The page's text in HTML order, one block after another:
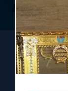
1000
L'actualité
La chaîne